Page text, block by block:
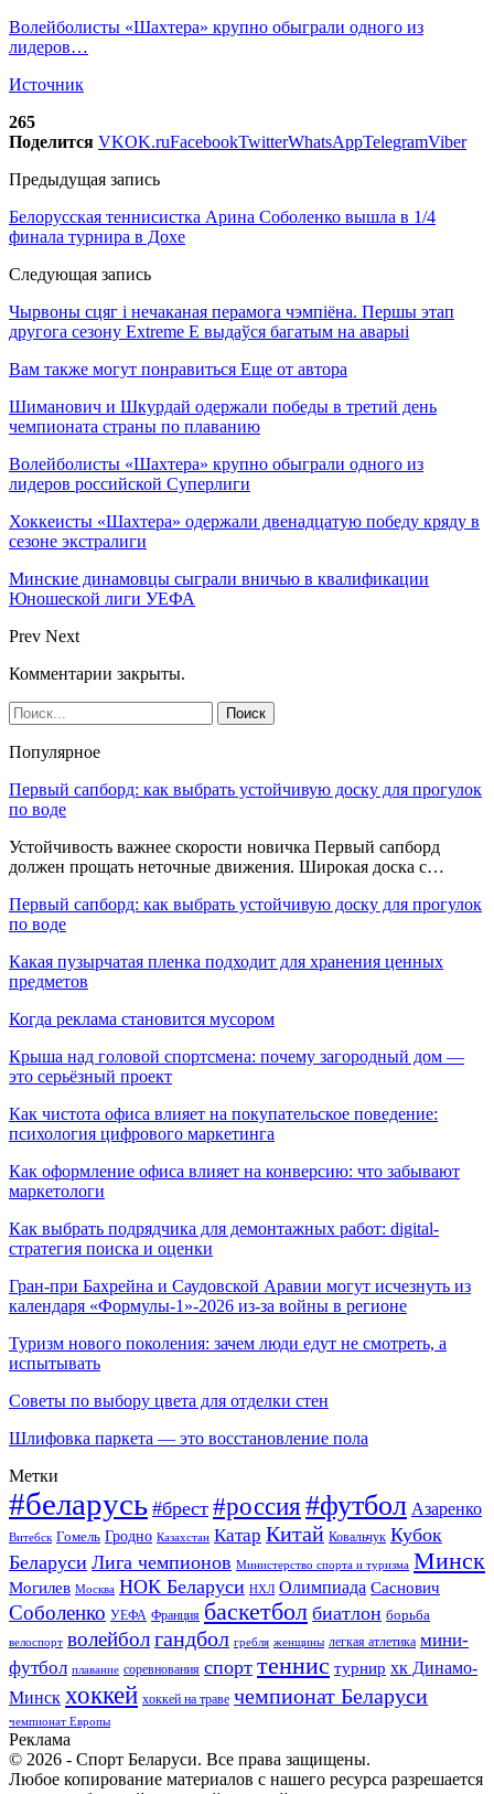
Волейболисты «Шахтера» крупно обыграли одного из
лидеров…
Источник
265
Поделится VKOK.ruFacebookTwitterWhatsAppTelegramViber
Предыдущая запись
Белорусская теннисистка Арина Соболенко вышла в 1/4
финала турнира в Дохе
Следующая запись
Чырвоны сцяг і нечаканая перамога чэмпіёна. Першы этап
другога сезону Extreme E выдаўся багатым на аварыі
Вам также могут понравиться Еще от автора
Шиманович и Шкурдай одержали победы в третий день
чемпионата страны по плаванию
Волейболисты «Шахтера» крупно обыграли одного из
лидеров российской Суперлиги
Хоккеисты «Шахтера» одержали двенадцатую победу кряду в
сезоне экстралиги
Минские динамовцы сыграли вничью в квалификации
Юношеской лиги УЕФА
Prev Next
Комментарии закрыты.
Популярное
Первый сапборд: как выбрать устойчивую доску для прогулок
по воде
Устойчивость важнее скорости новичка Первый сапборд
должен прощать неточные движения. Широкая доска с…
Первый сапборд: как выбрать устойчивую доску для прогулок
по воде
Какая пузырчатая пленка подходит для хранения ценных
предметов
Когда реклама становится мусором
Крыша над головой спортсмена: почему загородный дом —
это серьёзный проект
Как чистота офиса влияет на покупательское поведение:
психология цифрового маркетинга
Как оформление офиса влияет на конверсию: что забывают
маркетологи
Как выбрать подрядчика для демонтажных работ: digital-
стратегия поиска и оценки
Гран-при Бахрейна и Саудовской Аравии могут исчезнуть из
календаря «Формулы-1»-2026 из-за войны в регионе
Туризм нового поколения: зачем люди едут не смотреть, а
испытывать
Советы по выбору цвета для отделки стен
Шлифовка паркета — это восстановление пола
Метки
#беларусь #брест #россия#футбол Азаренко
Витебск Гомель Гродно Казахстан Катар Китай Ковальчук Кубок
Беларуси Лига чемпионов Министерство спорта и туризма Минск
Могилев Москва НОК Беларуси НХЛ Олимпиада Саснович
Соболенко УЕФА Франция баскетбол биатлон борьба
велоспорт волейболгандбол гребля женщины легкая атлетика мини-
футбол плавание соревнования спорт теннис турнир хк Динамо-
Минск хоккей хоккей на траве чемпионат Беларуси
чемпионат Европы
Реклама
© 2026 - Спорт Беларуси. Все права защищены.
Любое копирование материалов с нашего ресурса разрешается